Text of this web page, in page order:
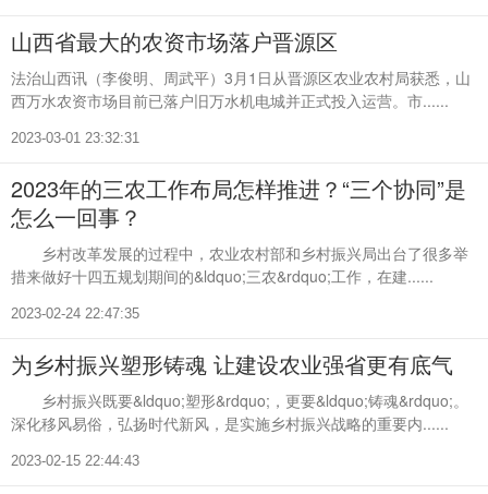
山西省最大的农资市场落户晋源区
法治山西讯（李俊明、周武平）3月1日从晋源区农业农村局获悉，山
西万水农资市场目前已落户旧万水机电城并正式投入运营。市......
2023-03-01 23:32:31
2023年的三农工作布局怎样推进？“三个协同”是
怎么一回事？
乡村改革发展的过程中，农业农村部和乡村振兴局出台了很多举
措来做好十四五规划期间的&ldquo;三农&rdquo;工作，在建......
2023-02-24 22:47:35
为乡村振兴塑形铸魂 让建设农业强省更有底气
乡村振兴既要&ldquo;塑形&rdquo;，更要&ldquo;铸魂&rdquo;。
深化移风易俗，弘扬时代新风，是实施乡村振兴战略的重要内......
2023-02-15 22:44:43